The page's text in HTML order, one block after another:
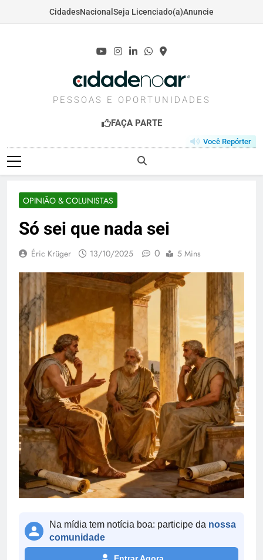
CidadesNacional Seja Licenciado(a)Anuncie
CIDADENOAR.COM
PESSOAS E OPORTUNIDADES
FAÇA PARTE
Você Repórter
OPINIÃO & COLUNISTAS
Só sei que nada sei
Éric Krüger 13/10/2025 0 5 Mins
Na mídia tem notícia boa: participe da nossa
comunidade
Entrar Agora